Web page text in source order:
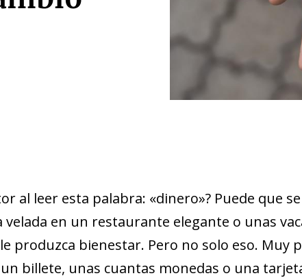
al leer esta palabra: «dinero»? Puede que
en un restaurante elegante o unas
produzca bienestar. Pero no solo eso. Muy
billete, unas cuantas monedas o una